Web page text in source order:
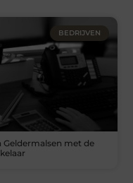
BEDRIJVEN
met de